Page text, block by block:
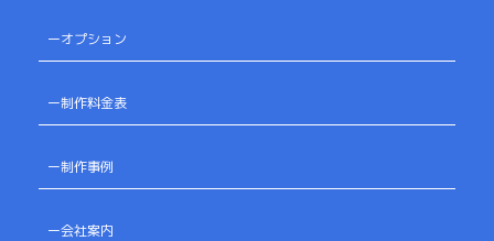
ーオプション
ー制作料金表
ー制作事例
ー会社案内